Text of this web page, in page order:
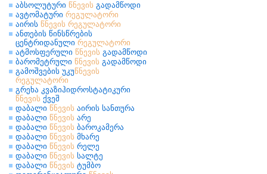
აბსოლუტური წნევის გადამწოდი
ავტომატური რეგულატორი
აირის წნევის რეგულატორი
ანთების წინსწრების
ცენტრიდანული რეგულატორი
ატმოსფერული წნევის გადამწოდი
ბარომეტრული წნევის გადამწოდი
გამოშვების უკუწნევის
რეგულატორი
გრეხა კვაზიჰიდროსტატიკური
წნევის ქვეშ
დაბალი წნევის აირის სანთურა
დაბალი წნევის არე
დაბალი წნევის ბაროკამერა
დაბალი წნევის მხარე
დაბალი წნევის რელე
დაბალი წნევის სალტე
დაბალი წნევის ტუმბო